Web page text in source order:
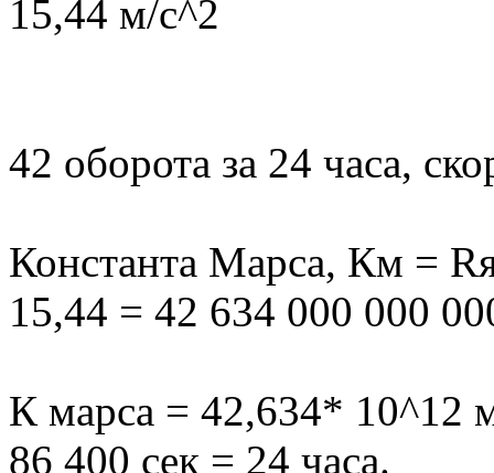
15,44 м/с^2
42 оборота за 24 часа,
Константа Марса, Км =
15,44 = 42 634 000 000
К марса = 42,634* 10^12
86 400 сек = 24 часа.